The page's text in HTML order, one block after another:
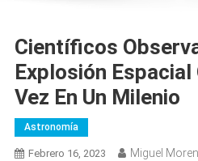
Científicos
Explosión Espacial
Vez En Un Milenio
Astronomía
Febrero 16, 2023 Miguel